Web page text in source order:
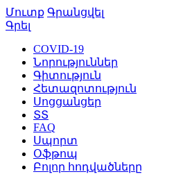
Մուտք Գրանցվել
Գրել
COVID-19
Նորություններ
Գիտություն
Հետազոտություն
Սոցցանցեր
ՏՏ
FAQ
Սպորտ
Օֆթոպ
Բոլոր հոդվածները